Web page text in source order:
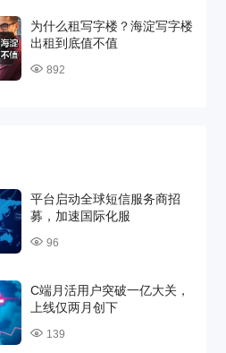
为什么租写字楼？海淀写字楼
出租到底值不值
892
平台启动全球短信服务商招
募，加速国际化服
96
C端月活用户突破一亿大关，
上线仅两月创下
139